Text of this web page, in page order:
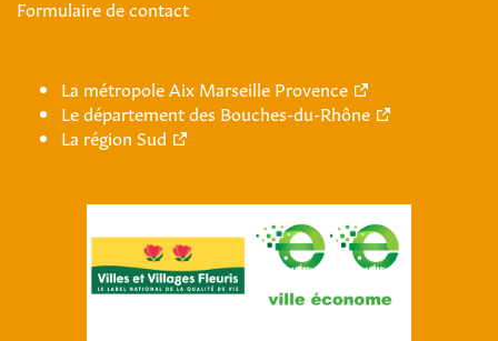
Formulaire de contact
La métropole Aix Marseille Provence
Le département des Bouches-du-Rhône
La région Sud